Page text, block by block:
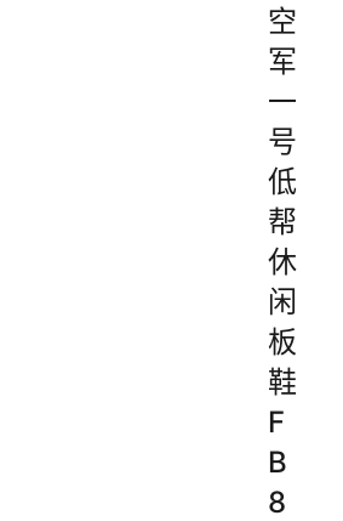
空
军
一
号
低
帮
休
闲
板
鞋
F
B
8